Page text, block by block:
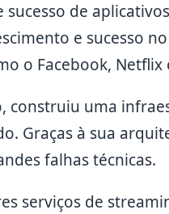
sucesso de
e sucesso
o Facebook, Netflix
construiu uma
Graças à sua
falhas técnicas.
serviços de